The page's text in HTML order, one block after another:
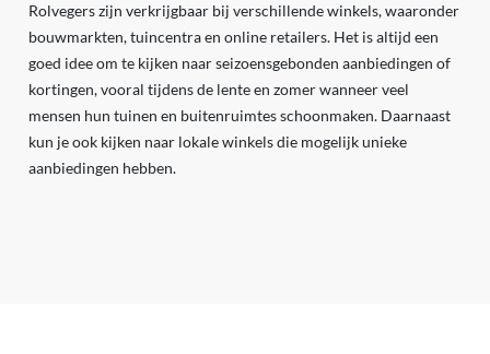
Rolvegers zijn verkrijgbaar bij verschillende winkels, waaronder
bouwmarkten, tuincentra en online retailers. Het is altijd een
goed idee om te kijken naar seizoensgebonden aanbiedingen of
kortingen, vooral tijdens de lente en zomer wanneer veel
mensen hun tuinen en buitenruimtes schoonmaken. Daarnaast
kun je ook kijken naar lokale winkels die mogelijk unieke
aanbiedingen hebben.